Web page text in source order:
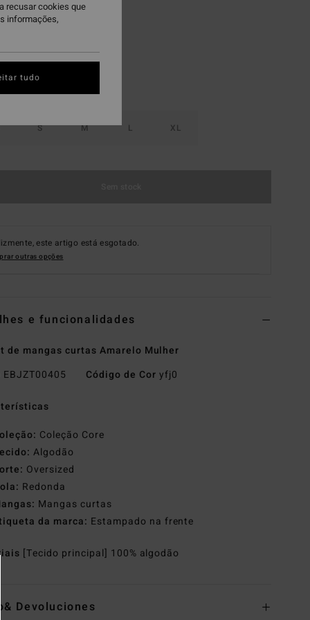
S M L XL
este artigo está esgotado.
outras opções
e funcionalidades
de mangas curtas Amarelo Mulher
EBJZT00405 Código de Cor yfj0
Coleção Core
Algodão
Oversized
Redonda
Mangas curtas
da marca: Estampado na frente
[Tecido principal] 100% algodão
Devoluciones
recusar cookies que
informações,
tudo